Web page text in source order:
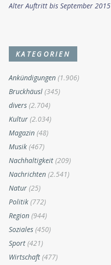
Alter Auftritt bis September 2015
KATEGORIEN
Ankündigungen (1.906)
Bruckhäusl (345)
divers (2.704)
Kultur (2.034)
Magazin (48)
Musik (467)
Nachhaltigkeit (209)
Nachrichten (2.541)
Natur (25)
Politik (772)
Region (944)
Soziales (450)
Sport (421)
Wirtschaft (477)